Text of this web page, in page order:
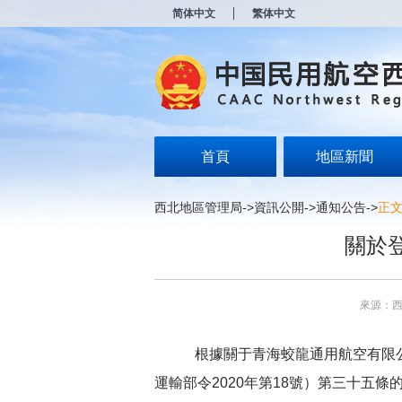
简体中文 繁体中文
首頁 地區新聞
西北地區管理局->資訊公開->通知公告->正文
關於
來源：
根據關于青海蛟龍通用航空有限
運輸部令2020年第18號）第三十五條
打
无
障